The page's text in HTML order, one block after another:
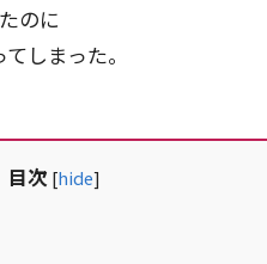
のに
しまった。
目次 [hide]